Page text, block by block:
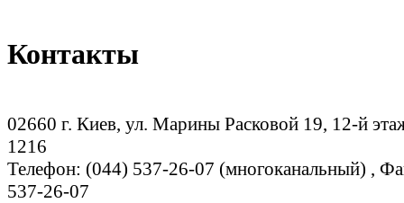
Контакты
02660 г. Киев, ул. Марины Расковой 19, 12-й
1216
Телефон: (044) 537-26-07 (многоканальный) ,
537-26-07